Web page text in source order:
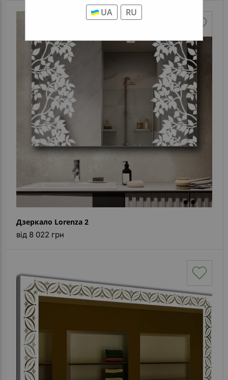
UA RU
Дзеркало Lorenza 2
від 8 022 грн